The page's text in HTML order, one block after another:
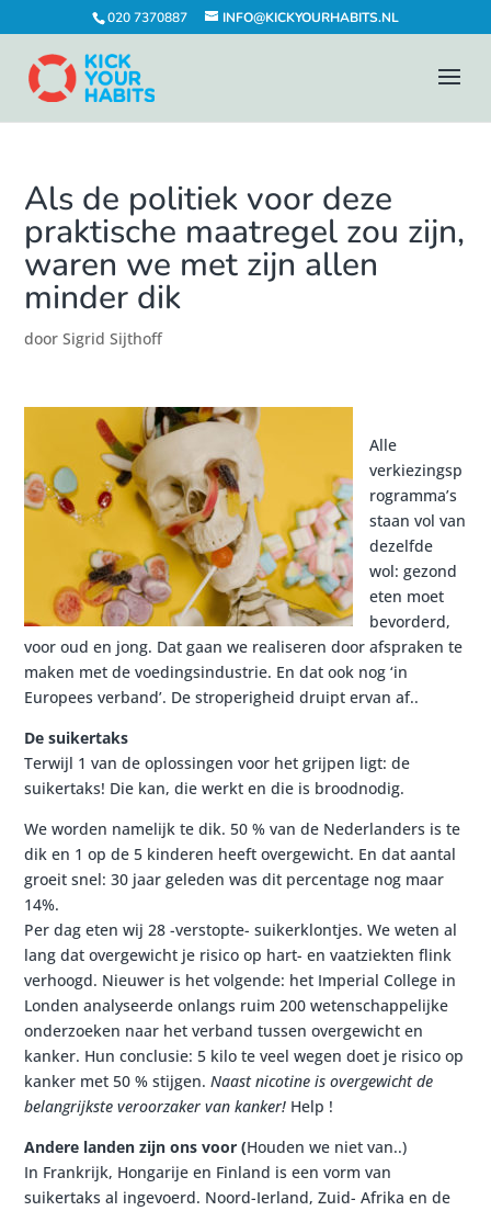
020 7370887 INFO@KICKYOURHABITS.NL
Als de politiek voor deze
praktische maatregel zou zijn,
waren we met zijn allen
minder dik
doorSigrid Sijthoff
Alle
verkiezingsp
rogramma’s
staan vol van
dezelfde
wol: gezond
eten moet
bevorderd,
voor oud en jong. Dat gaan we realiseren door afspraken te
maken met de voedingsindustrie. En dat ook nog ‘in
Europees verband’. De stroperigheid druipt ervan af..
De suikertaks
Terwijl 1 van de oplossingen voor het grijpen ligt: de
suikertaks! Die kan, die werkt en die is broodnodig.
We worden namelijk te dik. 50 % van de Nederlanders is te
dik en 1 op de 5 kinderen heeft overgewicht. En dat aantal
groeit snel: 30 jaar geleden was dit percentage nog maar
14%.
Per dag eten wij 28 -verstopte- suikerklontjes. We weten al
lang dat overgewicht je risico op hart- en vaatziekten flink
verhoogd. Nieuwer is het volgende: het Imperial College in
Londen analyseerde onlangs ruim 200 wetenschappelijke
onderzoeken naar het verband tussen overgewicht en
kanker. Hun conclusie: 5 kilo te veel wegen doet je risico op
kanker met 50 % stijgen.Naast nicotine is overgewicht de
belangrijkste veroorzaker van kanker! Help !
Andere landen zijn ons voor (Houden we niet van..)
In Frankrijk, Hongarije en Finland is een vorm van
suikertaks al ingevoerd. Noord-Ierland, Zuid- Afrika en de